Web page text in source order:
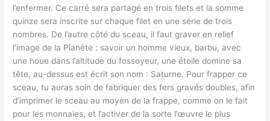
l’enfermer. Ce carré sera partagé en trois filets et la somme
quinze sera inscrite sur chaque filet en une série de trois
nombres. De l’autre côté du sceau, il faut graver en relief
l’image de la Planète : savoir un homme vieux, barbu, avec
une houe dans l’altitude du fossoyeur, une étoile domine sa
tête, au-dessus est écrit son nom : Saturne. Pour frapper ce
sceau, tu auras soin de fabriquer des fers gravés doubles, afin
d’imprimer le sceau au moyen de la frappe, comme on le fait
pour les monnaies, et l’activer de la sorte l’œuvre le plus